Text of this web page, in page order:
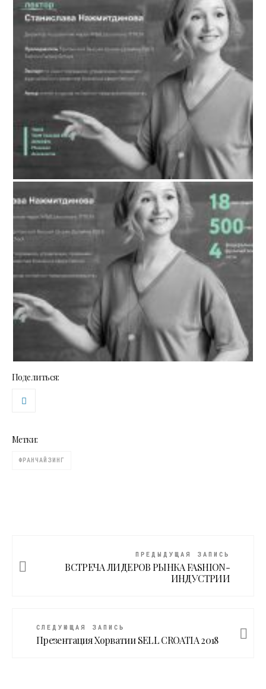
Поделиться:
Метки:
ФРАНЧАЙЗИНГ
ПРЕДЫДУЩАЯ ЗАПИСЬ
BСТРЕЧА ЛИДЕРОВ РЫНКА FASHION-
ИНДУСТРИИ
СЛЕДУЮЩАЯ ЗАПИСЬ
Презентация Хорватии SELL CROATIA 2018